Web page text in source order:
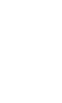
aos favoritos